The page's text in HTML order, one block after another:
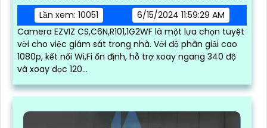
Lần xem: 10051
6/15/2024 11:59:29 AM
Camera EZVIZ CS,C6N,R101,1G2WF là một lựa chọn tuyệt
vời cho việc giám sát trong nhà. Với độ phân giải cao
1080p, kết nối Wi,Fi ổn định, hỗ trợ xoay ngang 340 độ
và xoay dọc 120...